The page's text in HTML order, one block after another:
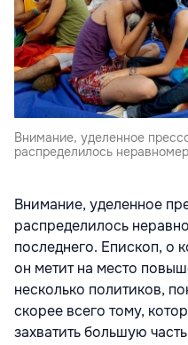
Внимание, уделенное
распределилось
Внимание, уделенное
распределилось
последнего. Епископ, о
он метит на место
несколько политиков,
скорее всего тому,
захватить большую